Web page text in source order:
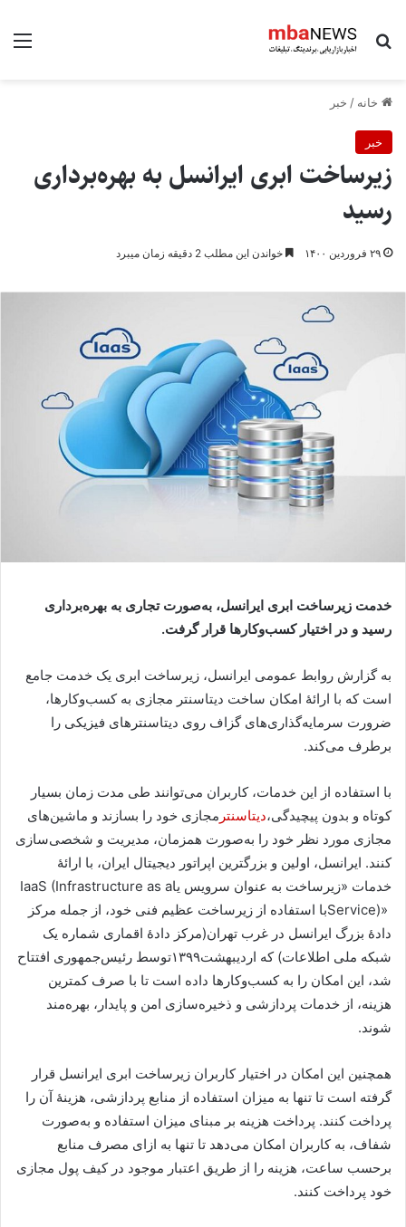
جستجو برای
خانه / خبر
خبر
زیرساخت ابری ایرانسل به بهره‌برداری
رسید
۲۹ فروردین ۱۴۰۰ خواندن این مطلب 2 دقیقه زمان میبرد
خدمت زیرساخت ابری ایرانسل، بهصورت تجاری به بهره‌برداری
رسید و در اختیار کسب‌وکارها قرار گرفت.
به گزارش روابط عمومی ایرانسل، زیرساخت ابری یک خدمت جامع
است که با ارائۀ امکان ساخت دیتاسنتر مجازی به کسب‌وکارها،
ضرورت سرمایه‌گذاری‌های گزاف روی دیتاسنترهای فیزیکی را
برطرف می‌کند.
با استفاده از این خدمات، کاربران می‌توانند طی مدت زمان بسیار
کوتاه و بدون پیچیدگی،دیتاسنتر مجازی خود را بسازند و ماشین‌های
مجازی مورد نظر خود را به‌صورت همزمان، مدیریت و شخصی‌سازی
کنند. ایرانسل، اولین و بزرگترین اپراتور دیجیتال ایران، با ارائۀ
خدمات «زیرساخت به عنوان سرویس یاIaaS (Infrastructure as a
Service)»با استفاده از زیرساخت عظیم فنی خود، از جمله مرکز
دادۀ بزرگ ایرانسل در غرب تهران(مرکز دادۀ اقماری شماره یک
شبکه ملی اطلاعات) که اردیبهشت۱۳۹۹توسط رئیس‌جمهوری افتتاح
شد، این امکان را به کسب‌وکارها داده است تا با صرف کمترین
هزینه، از خدمات پردازشی و ذخیره‌سازی امن و پایدار، بهره‌مند
شوند.
همچنین این امکان در اختیار کاربران زیرساخت ابری ایرانسل قرار
گرفته است تا تنها به میزان استفاده از منابع پردازشی، هزینۀ آن را
پرداخت کنند. پرداخت هزینه بر مبنای میزان استفاده و به‌صورت
شفاف، به کاربران امکان می‌دهد تا تنها به ازای مصرف منابع
برحسب ساعت، هزینه را از طریق اعتبار موجود در کیف پول مجازی
خود پرداخت کنند.